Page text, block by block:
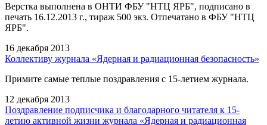
Верстка выполнена в ОНТИ ФБУ "НТЦ ЯРБ", подписано в
печать 16.12.2013 г., тираж 500 экз. Отпечатано в ФБУ "НТЦ
ЯРБ".
16 декабря 2013
Коллективу журнала «Ядерная и радиационная безопасность»
Примите самые теплые поздравления с 15-летием журнала.
12 декабря 2013
Поздравление подписчика и благодарного читателя к 15-
летию активной жизни журнала «Ядерная и радиационная